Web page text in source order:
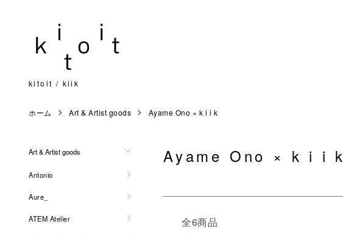
kitoit / kiik
ホーム Art & Artist goods Ayame Ono × k i i k
Ayame Ono × k i i k
全6商品
Art & Artist goods
Antonio
Aure_
ATEM Atelier